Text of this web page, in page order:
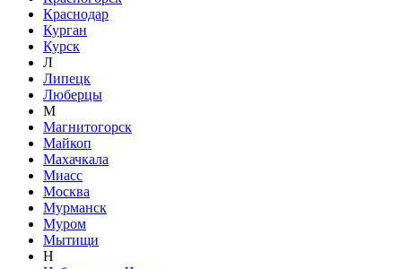
Краснодар
Курган
Курск
Л
Липецк
Люберцы
М
Магнитогорск
Майкоп
Махачкала
Миасс
Москва
Мурманск
Муром
Мытищи
Н